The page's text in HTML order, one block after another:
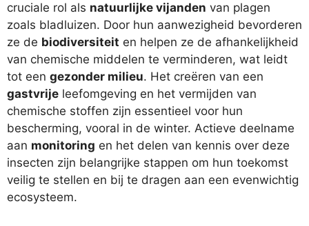
cruciale rol als natuurlijke vijanden van plagen
zoals bladluizen. Door hun aanwezigheid bevorderen
ze de biodiversiteit en helpen ze de afhankelijkheid
van chemische middelen te verminderen, wat leidt
tot een gezonder milieu. Het creëren van een
gastvrije leefomgeving en het vermijden van
chemische stoffen zijn essentieel voor hun
bescherming, vooral in de winter. Actieve deelname
aan monitoring en het delen van kennis over deze
insecten zijn belangrijke stappen om hun toekomst
veilig te stellen en bij te dragen aan een evenwichtig
ecosysteem.